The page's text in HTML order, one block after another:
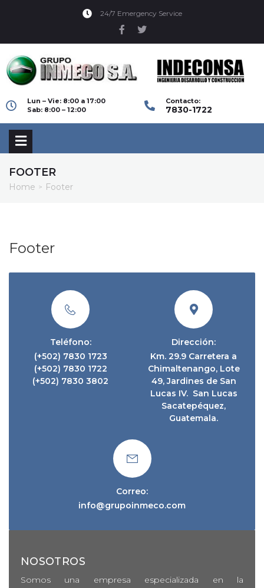
24/7 Emergency Service
Lun – Vie: 8:00 a 17:00
Sab: 8:00 – 12:00
Contacto:
7830-1722
FOOTER
Home > Footer
Footer
Teléfono:
(+502) 7830 1723
(+502) 7830 1722
(+502) 7830 3802
Dirección:
Km. 29.9 Carretera a
Chimaltenango, Lote
49, Jardines de San
Lucas IV. San Lucas
Sacatepéquez,
Guatemala.
Correo:
info@grupoinmeco.com
NOSOTROS
Somos una empresa especializada en la